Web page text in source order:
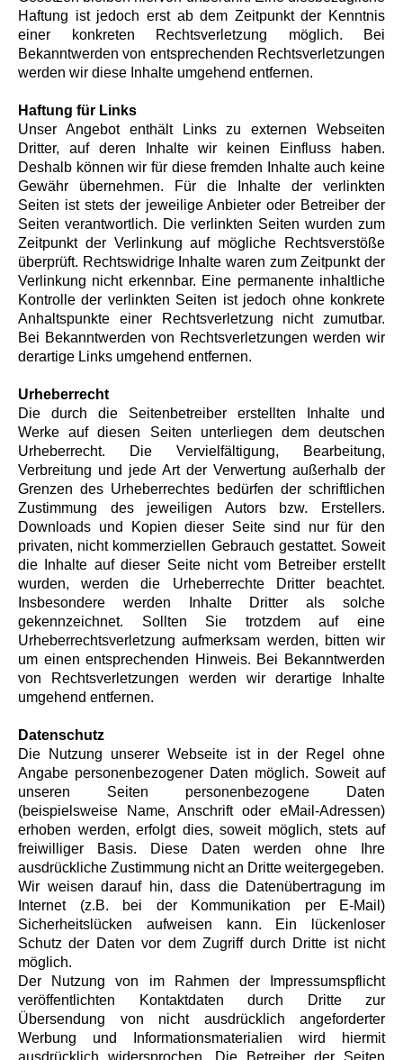
Haftung ist jedoch erst ab dem Zeitpunkt der Kenntnis
einer konkreten Rechtsverletzung möglich. Bei
Bekanntwerden von entsprechenden Rechtsverletzungen
werden wir diese Inhalte umgehend entfernen.
Haftung für Links
Unser Angebot enthält Links zu externen Webseiten
Dritter, auf deren Inhalte wir keinen Einfluss haben.
Deshalb können wir für diese fremden Inhalte auch keine
Gewähr übernehmen. Für die Inhalte der verlinkten
Seiten ist stets der jeweilige Anbieter oder Betreiber der
Seiten verantwortlich. Die verlinkten Seiten wurden zum
Zeitpunkt der Verlinkung auf mögliche Rechtsverstöße
überprüft. Rechtswidrige Inhalte waren zum Zeitpunkt der
Verlinkung nicht erkennbar. Eine permanente inhaltliche
Kontrolle der verlinkten Seiten ist jedoch ohne konkrete
Anhaltspunkte einer Rechtsverletzung nicht zumutbar.
Bei Bekanntwerden von Rechtsverletzungen werden wir
derartige Links umgehend entfernen.
Urheberrecht
Die durch die Seitenbetreiber erstellten Inhalte und
Werke auf diesen Seiten unterliegen dem deutschen
Urheberrecht. Die Vervielfältigung, Bearbeitung,
Verbreitung und jede Art der Verwertung außerhalb der
Grenzen des Urheberrechtes bedürfen der schriftlichen
Zustimmung des jeweiligen Autors bzw. Erstellers.
Downloads und Kopien dieser Seite sind nur für den
privaten, nicht kommerziellen Gebrauch gestattet. Soweit
die Inhalte auf dieser Seite nicht vom Betreiber erstellt
wurden, werden die Urheberrechte Dritter beachtet.
Insbesondere werden Inhalte Dritter als solche
gekennzeichnet. Sollten Sie trotzdem auf eine
Urheberrechtsverletzung aufmerksam werden, bitten wir
um einen entsprechenden Hinweis. Bei Bekanntwerden
von Rechtsverletzungen werden wir derartige Inhalte
umgehend entfernen.
Datenschutz
Die Nutzung unserer Webseite ist in der Regel ohne
Angabe personenbezogener Daten möglich. Soweit auf
unseren Seiten personenbezogene Daten
(beispielsweise Name, Anschrift oder eMail-Adressen)
erhoben werden, erfolgt dies, soweit möglich, stets auf
freiwilliger Basis. Diese Daten werden ohne Ihre
ausdrückliche Zustimmung nicht an Dritte weitergegeben.
Wir weisen darauf hin, dass die Datenübertragung im
Internet (z.B. bei der Kommunikation per E-Mail)
Sicherheitslücken aufweisen kann. Ein lückenloser
Schutz der Daten vor dem Zugriff durch Dritte ist nicht
möglich.
Der Nutzung von im Rahmen der Impressumspflicht
veröffentlichten Kontaktdaten durch Dritte zur
Übersendung von nicht ausdrücklich angeforderter
Werbung und Informationsmaterialien wird hiermit
ausdrücklich widersprochen. Die Betreiber der Seiten